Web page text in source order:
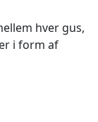
hver gus,
i form af